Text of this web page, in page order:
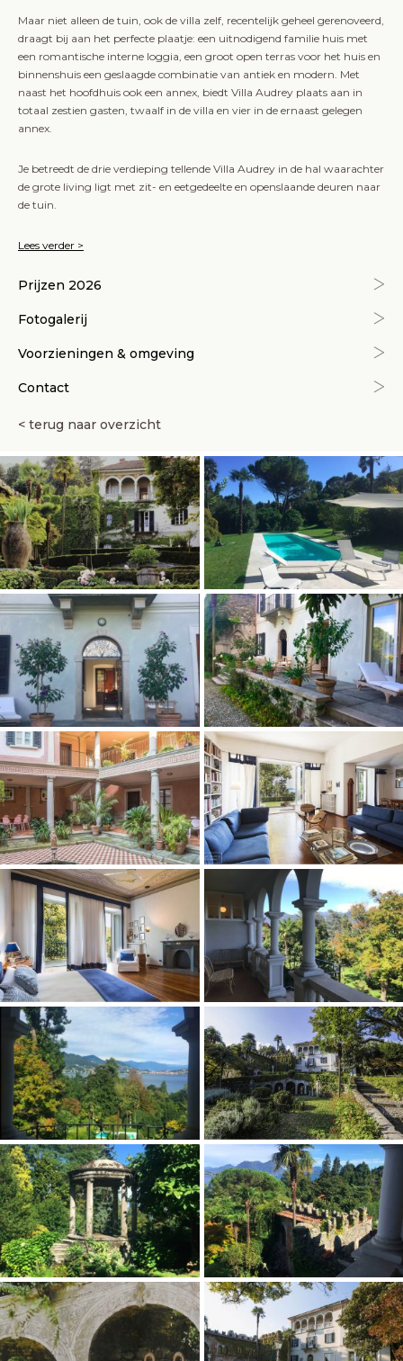
Maar niet alleen de tuin, ook de villa zelf, recentelijk geheel gerenoveerd,
draagt bij aan het perfecte plaatje: een uitnodigend familie huis met
een romantische interne loggia, een groot open terras voor het huis en
binnenshuis een geslaagde combinatie van antiek en modern. Met
naast het hoofdhuis ook een annex, biedt Villa Audrey plaats aan in
totaal zestien gasten, twaalf in de villa en vier in de ernaast gelegen
annex.
Je betreedt de drie verdieping tellende Villa Audrey in de hal waarachter
de grote living ligt met zit- en eetgedeelte en openslaande deuren naar
de tuin.
Lees verder >
Prijzen 2026
Fotogalerij
Voorzieningen & omgeving
Contact
< terug naar overzicht